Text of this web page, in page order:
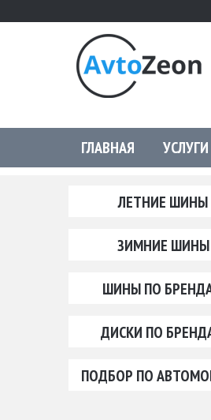
ГЛАВНАЯ УСЛУГИ
ЛЕТНИЕ ШИНЫ
ЗИМНИЕ ШИНЫ
ШИНЫ ПО
ДИСКИ ПО
ПОДБОР ПО